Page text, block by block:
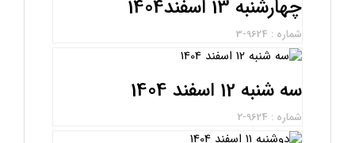
چهارشنبه 13 اسفند1404
شماره : 9624-3
سه شنبه 12 اسفند 1404
شماره : 9624-2